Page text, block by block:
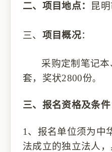
二、 项目地点： 昆
三、 项目概况：
采购定制笔记
套，奖状2800份。
三、 报名资格及条件
1、报名单位须为中
法成立的独立法人